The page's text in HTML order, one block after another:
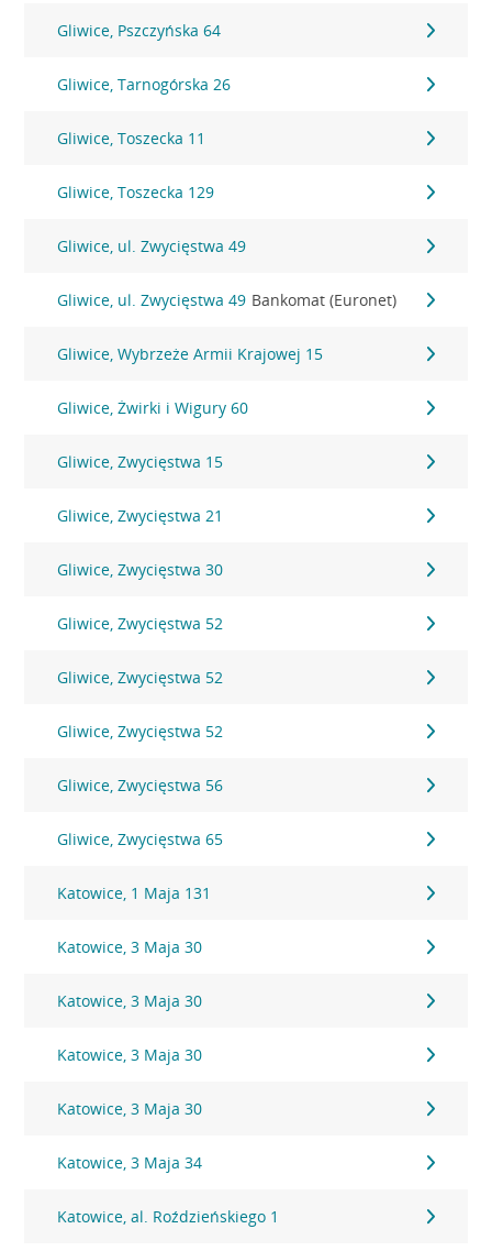
Gliwice, Pszczyńska 64
Gliwice, Tarnogórska 26
Gliwice, Toszecka 11
Gliwice, Toszecka 129
Gliwice, ul. Zwycięstwa 49
Gliwice, ul. Zwycięstwa 49 Bankomat (Euronet)
Gliwice, Wybrzeże Armii Krajowej 15
Gliwice, Żwirki i Wigury 60
Gliwice, Zwycięstwa 15
Gliwice, Zwycięstwa 21
Gliwice, Zwycięstwa 30
Gliwice, Zwycięstwa 52
Gliwice, Zwycięstwa 52
Gliwice, Zwycięstwa 52
Gliwice, Zwycięstwa 56
Gliwice, Zwycięstwa 65
Katowice, 1 Maja 131
Katowice, 3 Maja 30
Katowice, 3 Maja 30
Katowice, 3 Maja 30
Katowice, 3 Maja 30
Katowice, 3 Maja 34
Katowice, al. Roździeńskiego 1